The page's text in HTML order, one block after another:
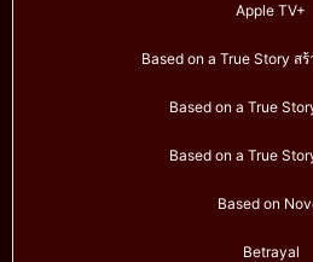
Apple TV+
Based on a True Story สร้
Based on a True
Based on a True
Based on
Betrayal